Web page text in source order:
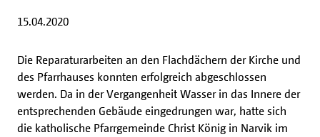
15.04.2020
Die Reparaturarbeiten an den Flachdächern der Kirche und
des Pfarrhauses konnten erfolgreich abgeschlossen
werden. Da in der Vergangenheit Wasser in das Innere der
entsprechenden Gebäude eingedrungen war, hatte sich
die katholische Pfarrgemeinde Christ König in Narvik im